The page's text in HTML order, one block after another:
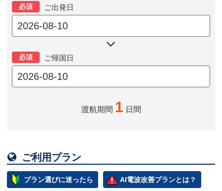
必須 ご出発日

必須 ご帰国日
渡航期間 1 日間
 ご利用プラン
プラン選びに迷ったら AI電波改善プランとは？